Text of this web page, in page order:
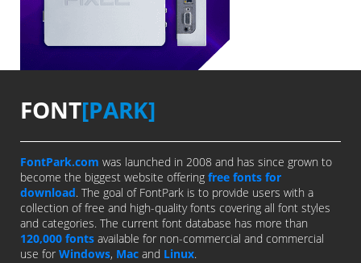
FONT[PARK]
FontPark.com was launched in 2008 and has since grown to
become the biggest website offering free fonts for
download. The goal of FontPark is to provide users with a
collection of free and high-quality fonts covering all font styles
and categories. The current font database has more than
120,000 fonts available for non-commercial and commercial
use for Windows, Mac and Linux.